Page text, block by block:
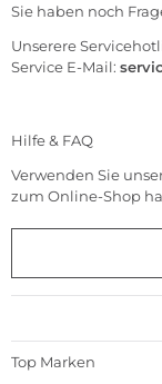
Sie haben noch
Unserere
Service E-Mail:
Hilfe & FAQ
Verwenden Sie
zum Online-Shop
Top Marken